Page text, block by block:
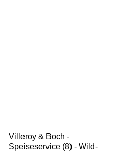
Villeroy & Boch -
Speiseservice (8) - Wild-